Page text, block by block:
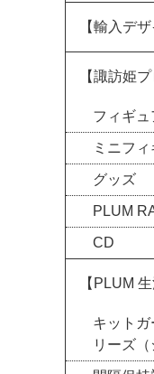
【輸入デ
【諏訪姫
フィギュ
ミニフ
グッズ
PLUM
CD
【PLUM
キット
リーズ（